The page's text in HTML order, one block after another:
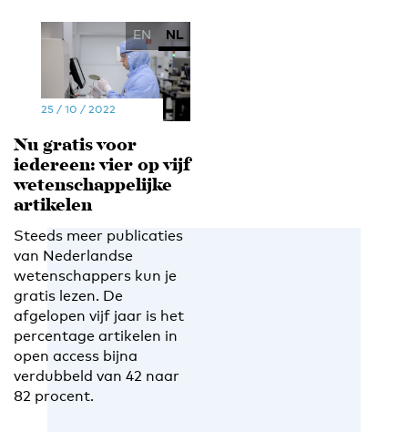
EN NL
25 / 10 / 2022
Nu gratis voor
iedereen: vier op vijf
wetenschappelijke
artikelen
Steeds meer publicaties
van Nederlandse
wetenschappers kun je
gratis lezen. De
afgelopen vijf jaar is het
percentage artikelen in
open access bijna
verdubbeld van 42 naar
82 procent.